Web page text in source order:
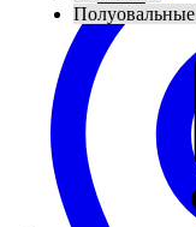
Полуовальные